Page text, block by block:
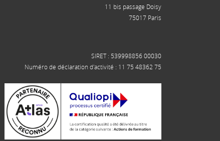
11 bis passage Doisy
75017 Paris
SIRET : 539998856 00030
Numéro de déclaration d'activité : 11 75 48362 75